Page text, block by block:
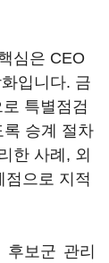
심은 CEO
입니다. 금
특별점검
승계 절차
한 사례, 외
점으로 지적
보군 관리